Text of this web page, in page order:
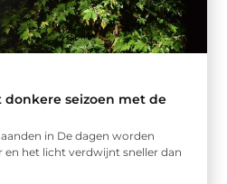
donkere seizoen met de
in De dagen worden
en het licht verdwijnt sneller dan